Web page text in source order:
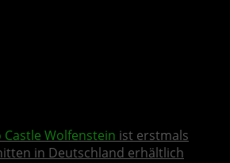
Wolfenstein ist erstmals
in Deutschland erhältlich